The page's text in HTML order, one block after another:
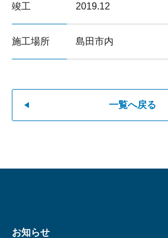
竣工 2019.12
施工場所 島田市内
一覧へ戻る
お知らせ